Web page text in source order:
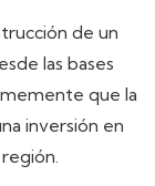
de un
las bases
que la
inversión en